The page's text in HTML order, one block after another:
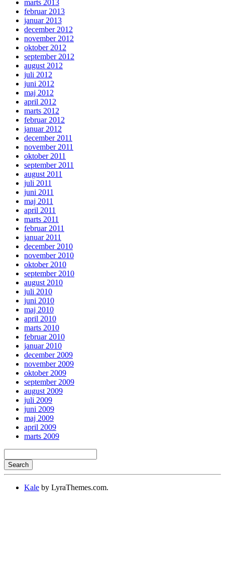
marts 2013
februar 2013
januar 2013
december 2012
november 2012
oktober 2012
september 2012
august 2012
juli 2012
juni 2012
maj 2012
april 2012
marts 2012
februar 2012
januar 2012
december 2011
november 2011
oktober 2011
september 2011
august 2011
juli 2011
juni 2011
maj 2011
april 2011
marts 2011
februar 2011
januar 2011
december 2010
november 2010
oktober 2010
september 2010
august 2010
juli 2010
juni 2010
maj 2010
april 2010
marts 2010
februar 2010
januar 2010
december 2009
november 2009
oktober 2009
september 2009
august 2009
juli 2009
juni 2009
maj 2009
april 2009
marts 2009
Search
Searching
Kale by LyraThemes.com.